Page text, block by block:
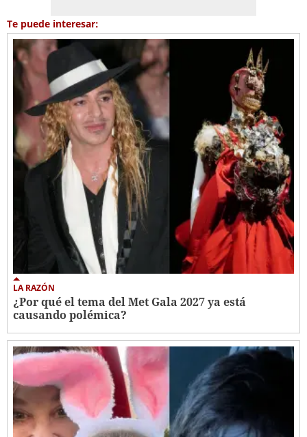
Te puede interesar:
LA RAZÓN
¿Por qué el tema del Met Gala 2027 ya está
causando polémica?